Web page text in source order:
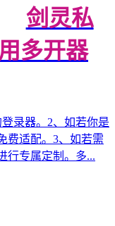
剑灵私
多开器
录器。2、如若你是
费适配。3、如若需
行专属定制。多...